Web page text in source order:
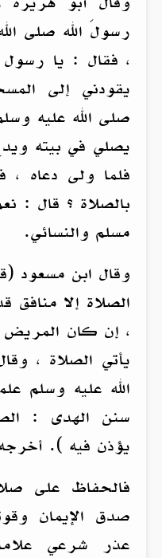
رسولَ الله صلى
، فقال : يا رسول
يقودني إلى
صلى الله عليه
يصلي في بيته
فلما ولى دعاه ،
بالصلاة ؟ قال :
مسلم والنسائي.
وقال ابن مسعود
الصلاة إلا
، إن كان
يأتي الصلاة ،
الله عليه وسلم
سنن الهدى :
يؤذن فيه ).
فالحفاظ على
صدق الإيمان
عذر شرعي